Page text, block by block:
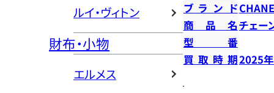
ルイ・ヴィトン
財布・小物
エルメス
ブランド
商品名チェー
型番
買取時期2025